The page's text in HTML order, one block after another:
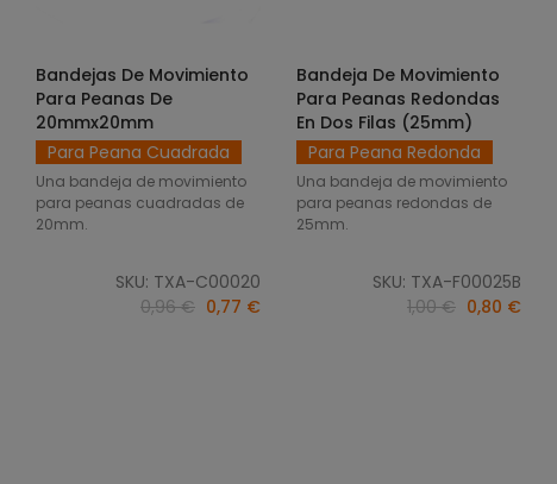
SELECCIONAR OPCIONES
Bandejas De Movimiento
Para Peanas De
20mmx20mm
Para Peana Cuadrada
Una bandeja de movimiento
para peanas cuadradas de
20mm.
SKU: TXA-C00020
0,96 € 0,77 €
AÑADIR AL CARRITO
Bandeja De Movimiento
Para Peanas Redondas
En Dos Filas (25mm)
Para Peana Redonda
Una bandeja de movimiento
para peanas redondas de
25mm.
SKU: TXA-F00025B
1,00 € 0,80 €